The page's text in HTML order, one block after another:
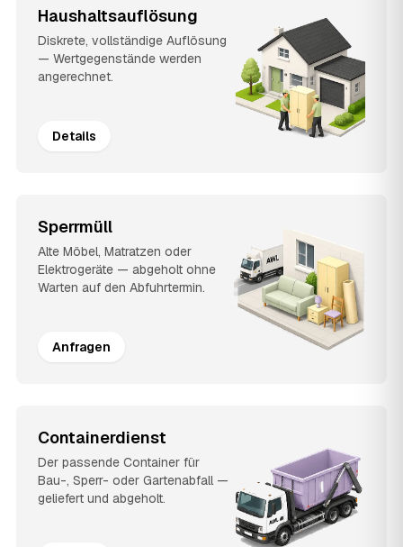
Haushaltsauflösung
Diskrete, vollständige Auflösung
— Wertgegenstände werden
angerechnet.
Details
Sperrmüll
Alte Möbel, Matratzen oder
Elektrogeräte — abgeholt ohne
Warten auf den Abfuhrtermin.
Anfragen
Containerdienst
Der passende Container für
Bau-, Sperr- oder Gartenabfall —
geliefert und abgeholt.